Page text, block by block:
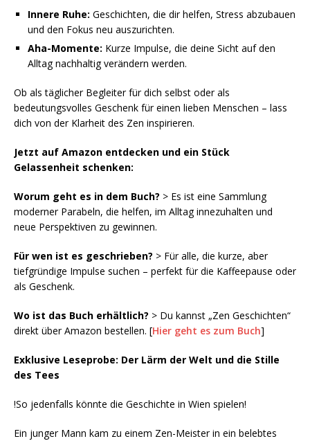
Innere Ruhe: Geschichten, die dir helfen, Stress abzubauen
und den Fokus neu auszurichten.
Aha-Momente: Kurze Impulse, die deine Sicht auf den
Alltag nachhaltig verändern werden.
Ob als täglicher Begleiter für dich selbst oder als
bedeutungsvolles Geschenk für einen lieben Menschen – lass
dich von der Klarheit des Zen inspirieren.
Jetzt auf Amazon entdecken und ein Stück
Gelassenheit schenken:
Worum geht es in dem Buch? > Es ist eine Sammlung
moderner Parabeln, die helfen, im Alltag innezuhalten und
neue Perspektiven zu gewinnen.
Für wen ist es geschrieben? > Für alle, die kurze, aber
tiefgründige Impulse suchen – perfekt für die Kaffeepause oder
als Geschenk.
Wo ist das Buch erhältlich? > Du kannst „Zen Geschichten“
direkt über Amazon bestellen. [Hier geht es zum Buch]
Exklusive Leseprobe: Der Lärm der Welt und die Stille
des Tees
!So jedenfalls könnte die Geschichte in Wien spielen!
Ein junger Mann kam zu einem Zen-Meister in ein belebtes